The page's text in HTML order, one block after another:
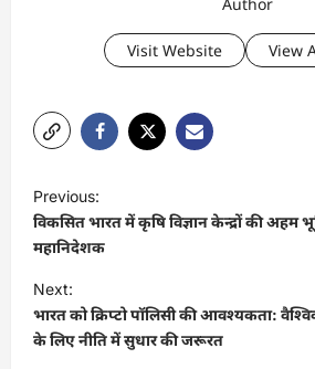
Visit Website View
o
s
t
n
a
Previous:
विकसित भारत में कृषि विज्ञान केन्द्रों की
महानिदेशक
Next:
भारत को क्रिप्टो पॉलिसी की आवश्यकता:
के लिए नीति में सुधार की जरूरत